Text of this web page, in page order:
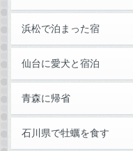
浜松で泊まった宿
仙台に愛犬と宿泊
青森に帰省
石川県で牡蠣を食す